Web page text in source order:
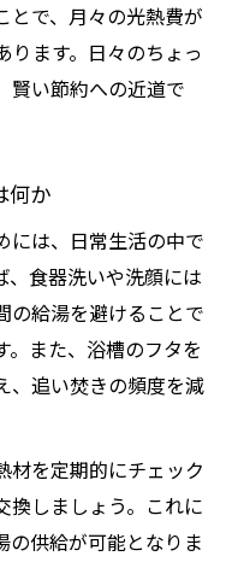
とで、月々の光熱費が
ります。日々のちょっ
賢い節約への近道で
何か
には、日常生活の中で
、食器洗いや洗顔には
の給湯を避けることで
また、浴槽のフタを
、追い焚きの頻度を減
材を定期的にチェック
換しましょう。これに
の供給が可能となりま